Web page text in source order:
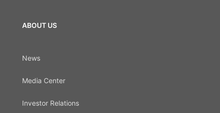
ABOUT US
News
Media Center
Investor Relations